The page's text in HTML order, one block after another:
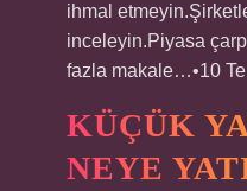
ihmal
inceleyin.Piyasa
fazla makale…•10
KÜÇÜK
NEYE